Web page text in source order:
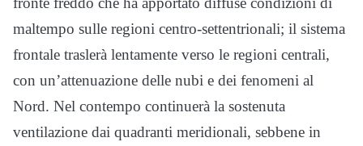
maltempo sulle regioni centro-settentrionali; il sistema
frontale traslerà lentamente verso le regioni centrali,
con un’attenuazione delle nubi e dei fenomeni al
Nord. Nel contempo continuerà la sostenuta
ventilazione dai quadranti meridionali, sebbene in